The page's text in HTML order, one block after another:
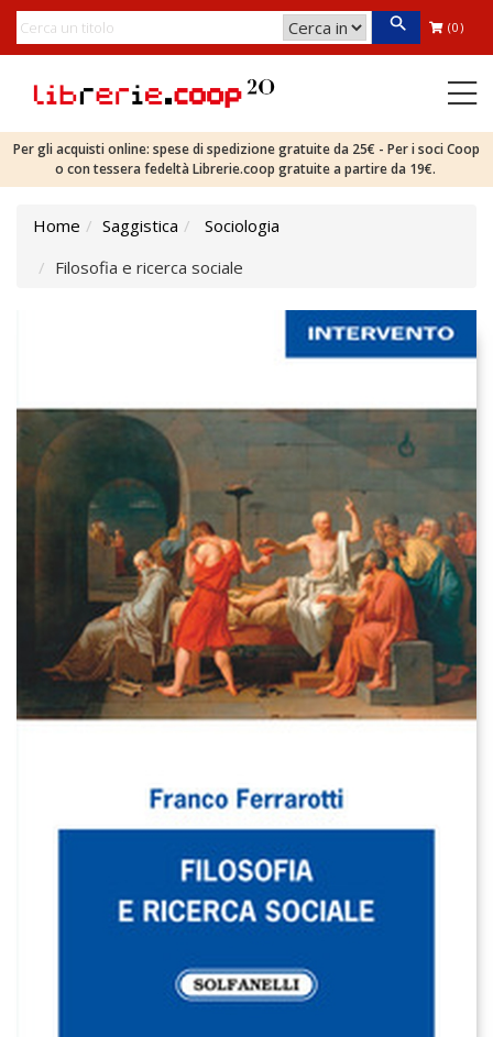
(0)
Per gli acquisti online: spese di spedizione gratuite da 25€ - Per i soci Coop
o con tessera fedeltà Librerie.coop gratuite a partire da 19€.
Home Saggistica
Sociologia
Filosofia e ricerca sociale